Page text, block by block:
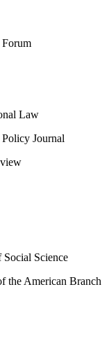
Law
Journal
Social Science
the American Branch